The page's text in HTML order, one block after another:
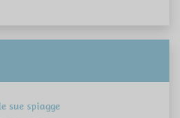
sue spiagge